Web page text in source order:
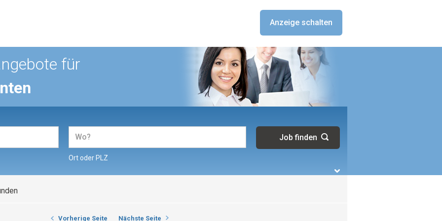
Anzeige schalten
für
Ort oder PLZ
Vorherige Seite Nächste Seite